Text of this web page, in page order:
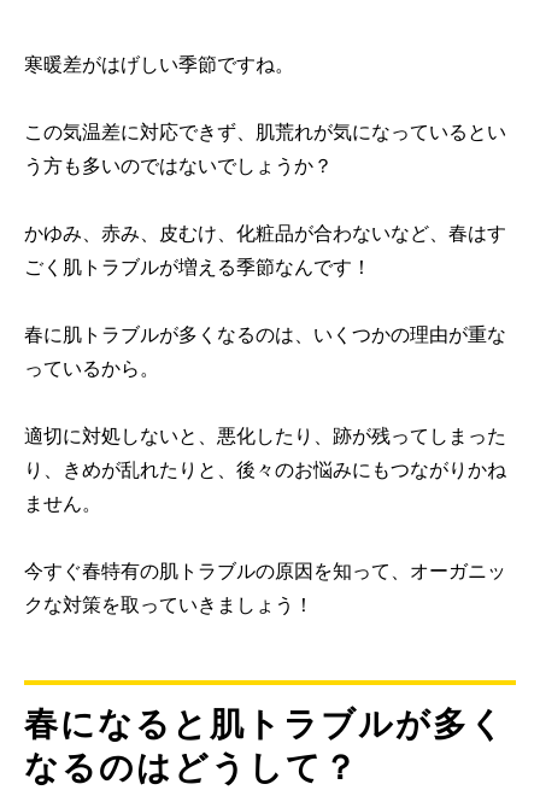
寒暖差がはげしい季節ですね。
この気温差に対応できず、肌荒れが気になっているとい
う方も多いのではないでしょうか？
かゆみ、赤み、皮むけ、化粧品が合わないなど、春はす
ごく肌トラブルが増える季節なんです！
春に肌トラブルが多くなるのは、いくつかの理由が重な
っているから。
適切に対処しないと、悪化したり、跡が残ってしまった
り、きめが乱れたりと、後々のお悩みにもつながりかね
ません。
今すぐ春特有の肌トラブルの原因を知って、オーガニッ
クな対策を取っていきましょう！
春になると肌トラブルが多く
なるのはどうして？